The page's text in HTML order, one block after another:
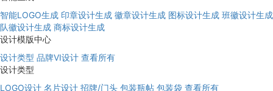
智能LOGO生成 印章设计生成 徽章设计生成 图标设计生成 班徽设计生成
队徽设计生成 商标设计生成
设计模版中心
设计类型 品牌VI设计 查看所有
设计类型
LOGO设计 名片设计 招牌/门头 包装瓶帖 包装袋 查看所有